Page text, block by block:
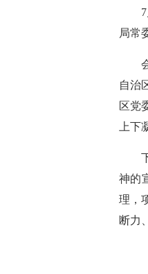
局常
自治
区党
上下
神的
理，
断力